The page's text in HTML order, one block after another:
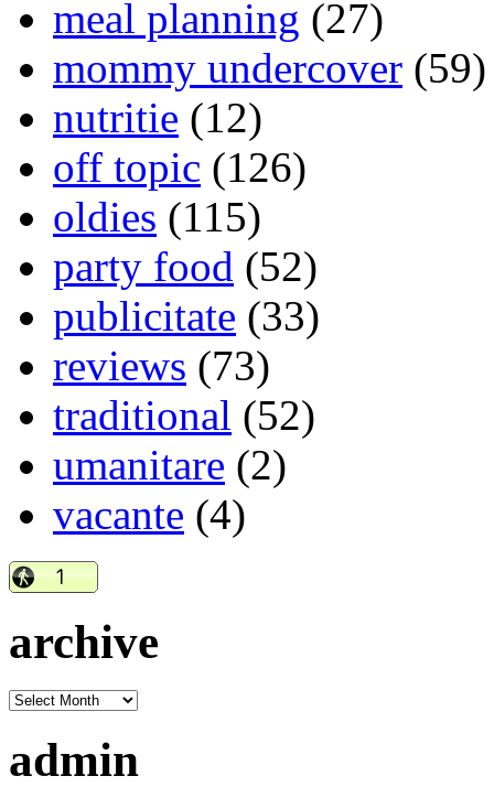
meal planning (27)
mommy undercover (59)
nutritie (12)
off topic (126)
oldies (115)
party food (52)
publicitate (33)
reviews (73)
traditional (52)
umanitare (2)
vacante (4)
archive
admin